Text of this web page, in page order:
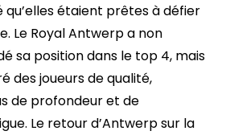
étaient prêtes à défier
Le Royal Antwerp a non
sa position dans le top 4, mais
des joueurs de qualité,
de profondeur et de
Le retour d’Antwerp sur la